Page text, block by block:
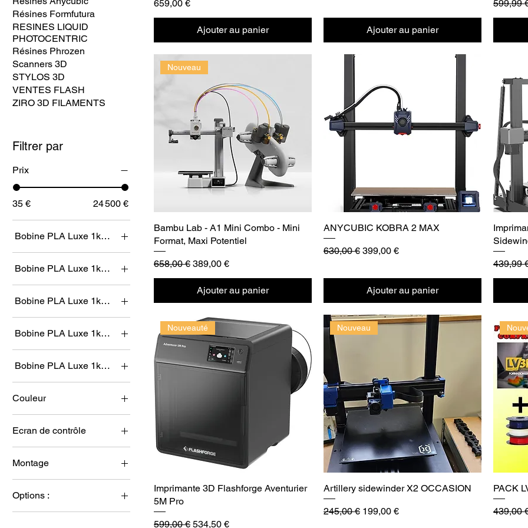
Résines Formfutura
RESINES LIQUID
PHOTOCENTRIC
Résines Phrozen
Scanners 3D
STYLOS 3D
VENTES FLASH
ZIRO 3D FILAMENTS
Filtrer par
Prix
35 € 24 500 €
Bobine PLA Luxe 1kg (1)
Bobine PLA Luxe 1kg (2)
Bobine PLA Luxe 1kg (3)
Bobine PLA Luxe 1kg (4)
Bobine PLA Luxe 1kg (5)
Couleur
Ecran de contrôle
Non
Oui
Montage
En kit
Montée
Options :
Montée
Prix
659,00 €
Ajouter au panier Ajouter au panier
Prix
599,99
Nouveau
Bambu Lab - A1 Mini Combo - Mini
Format, Maxi Potentiel
Prix original
658,00 € Prix promotionnel
389,00 €
Ajouter au panier
ANYCUBIC KOBRA 2 MAX
Prix original
630,00 € Prix promotionnel
399,00 €
Ajouter au panier
Prix
439,99
Nouveauté
Imprimante 3D Flashforge Aventurier
5M Pro
Prix original
599,00 € Prix promotionnel
534,50 €
Nouveau
Artillery sidewinder X2 OCCASION
Prix original
245,00 € Prix promotionnel
199,00 €
PACK
Prix
439,00